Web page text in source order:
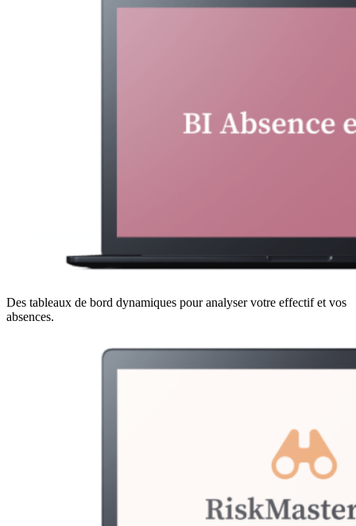
Des tableaux de bord dynamiques pour analyser votre effectif et vos
absences.